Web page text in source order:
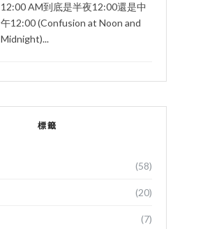
12:00 AM到底是半夜12:00還是中
午12:00 (Confusion at Noon and
Midnight)...
標籤
(58)
(20)
(7)